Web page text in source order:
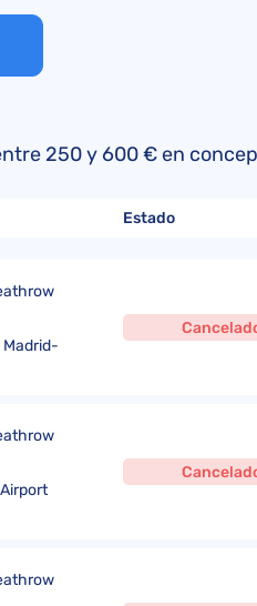
Argentinas
Airlines
Europa
250 y 600 € en
Estado
Madrid-